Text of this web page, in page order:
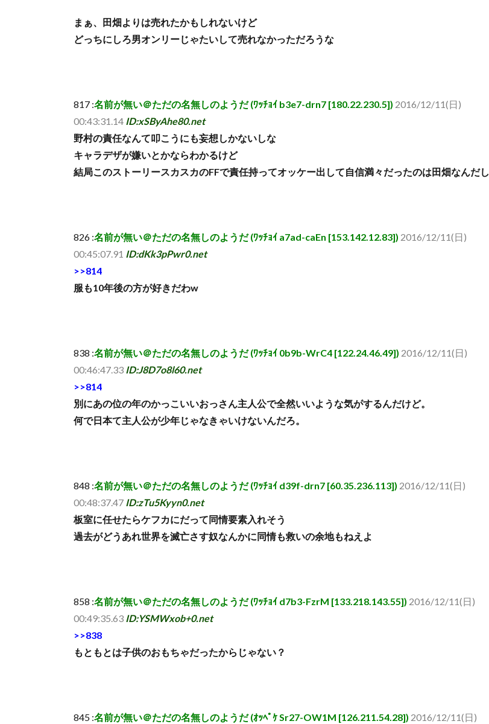
まぁ、田畑よりは売れたかもしれないけど
どっちにしろ男オンリーじゃたいして売れなかっただろうな
817 :名前が無い＠ただの名無しのようだ (ﾜｯﾁｮｲ b3e7-drn7 [180.22.230.5]) 2016/12/11(日)
00:43:31.14 ID:xSByAhe80.net
野村の責任なんて叩こうにも妄想しかないしな
キャラデザが嫌いとかならわかるけど
結局このストーリースカスカのFFで責任持ってオッケー出して自信満々だったのは田畑なんだし
826 :名前が無い＠ただの名無しのようだ (ﾜｯﾁｮｲ a7ad-caEn [153.142.12.83]) 2016/12/11(日)
00:45:07.91 ID:dKk3pPwr0.net
>>814
服も10年後の方が好きだわw
838 :名前が無い＠ただの名無しのようだ (ﾜｯﾁｮｲ 0b9b-WrC4 [122.24.46.49]) 2016/12/11(日)
00:46:47.33 ID:J8D7o8l60.net
>>814
別にあの位の年のかっこいいおっさん主人公で全然いいような気がするんだけど。
何で日本て主人公が少年じゃなきゃいけないんだろ。
848 :名前が無い＠ただの名無しのようだ (ﾜｯﾁｮｲ d39f-drn7 [60.35.236.113]) 2016/12/11(日)
00:48:37.47 ID:zTu5Kyyn0.net
板室に任せたらケフカにだって同情要素入れそう
過去がどうあれ世界を滅亡さす奴なんかに同情も救いの余地もねえよ
858 :名前が無い＠ただの名無しのようだ (ﾜｯﾁｮｲ d7b3-FzrM [133.218.143.55]) 2016/12/11(日)
00:49:35.63 ID:YSMWxob+0.net
>>838
もともとは子供のおもちゃだったからじゃない？
845 :名前が無い＠ただの名無しのようだ (ｵｯﾍﾟｹ Sr27-OW1M [126.211.54.28]) 2016/12/11(日)